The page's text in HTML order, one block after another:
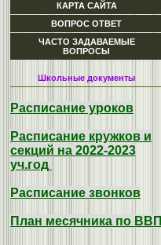
КАРТА САЙТА
ВОПРОС ОТВЕТ
ЧАСТО ЗАДАВАЕМЫЕ
ВОПРОСЫ
Школьные документы
Расписание уроков
Расписание кружков и
секций на 2022-2023
уч.год
Расписание звонков
План месячника по ВВП